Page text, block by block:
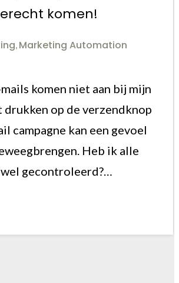
komen!
Marketing Automation
komen niet aan bij mijn
op de verzendknop
campagne kan een gevoel
Heb ik alle
gecontroleerd?…